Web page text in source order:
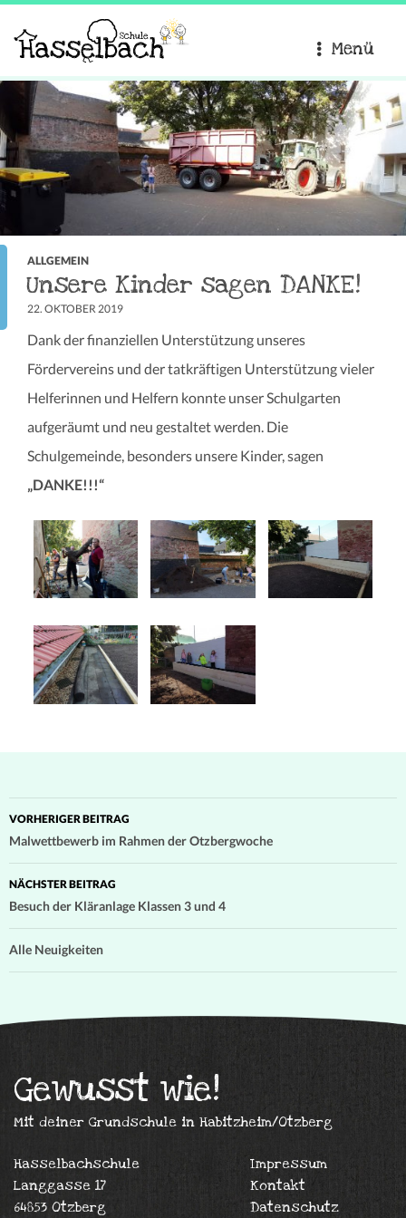
Menü
ALLGEMEIN
Unsere Kinder sagen DANKE!
22. OKTOBER 2019
Dank der finanziellen Unterstützung unseres
Fördervereins und der tatkräftigen Unterstützung vieler
Helferinnen und Helfern konnte unser Schulgarten
aufgeräumt und neu gestaltet werden. Die
Schulgemeinde, besonders unsere Kinder, sagen
„DANKE!!!“
Beitragsnavigation
VORHERIGER BEITRAG
Malwettbewerb im Rahmen der Otzbergwoche
NÄCHSTER BEITRAG
Besuch der Kläranlage Klassen 3 und 4
Alle Neuigkeiten
Gewusst wie!
Mit deiner Grundschule in Habitzheim/Otzberg
Hasselbachschule
Langgasse 17
64853 Otzberg
Impressum
Kontakt
Datenschutz